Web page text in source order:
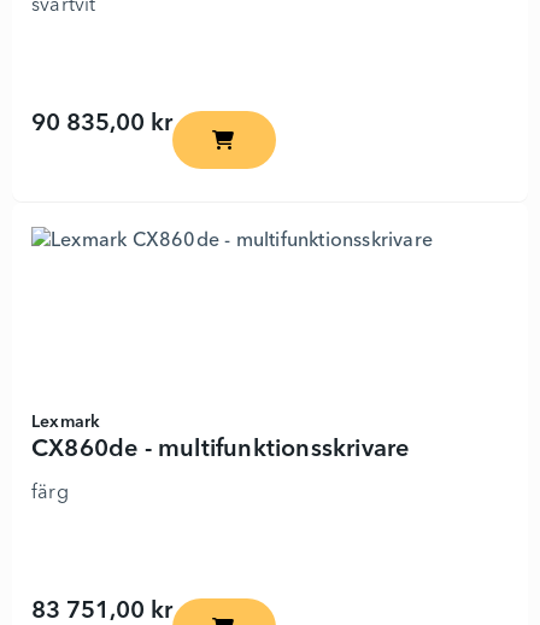
svartvit
90 835,00 krXM7370 - multifunktionsskrivare -
Lexmark
CX860de - multifunktionsskrivare
färg
83 751,00 krCX860de - multifunktionsskrivare -